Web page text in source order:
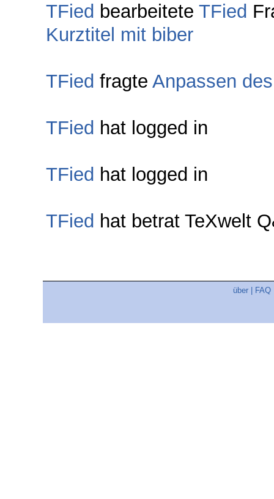
TFied bearbeitete TFied
Kurztitel mit biber
TFied fragte Anpassen
TFied hat logged in
TFied hat logged in
TFied hat betrat TeXwelt
über FAQ